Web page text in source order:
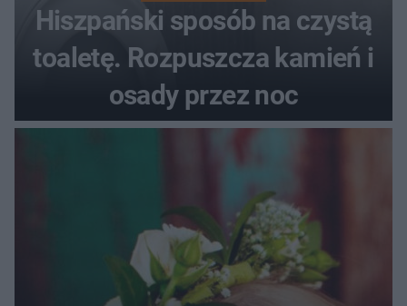
Hiszpański sposób na czystą
toaletę. Rozpuszcza kamień i
osady przez noc